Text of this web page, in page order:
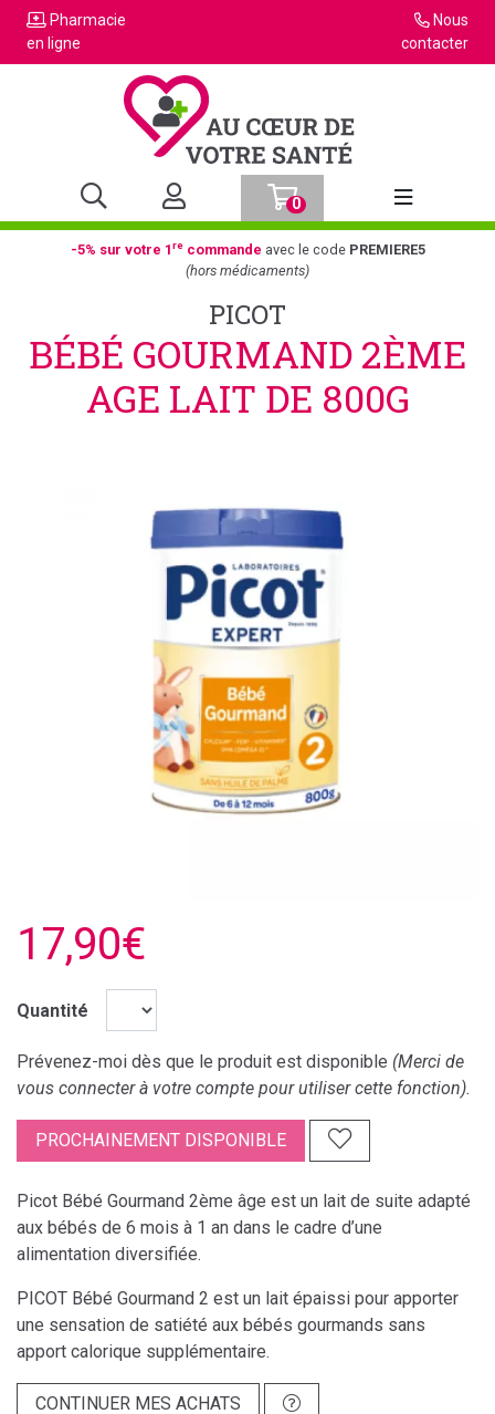
Pharmacie
en ligne
Nous
contacter
0
Afficher la
-5% sur votre 1recommande avec le code PREMIERE5
(hors médicaments)
PICOT
BÉBÉ GOURMAND 2ÈME
AGE LAIT DE 800G
17,90€
Quantité
Prévenez-moi dès que le produit est disponible (Merci de
vous connecter à votre compte pour utiliser cette fonction).
PROCHAINEMENT DISPONIBLE
Picot Bébé Gourmand 2ème âge est un lait de suite adapté
aux bébés de 6 mois à 1 an dans le cadre d’une
alimentation diversifiée.
PICOT Bébé Gourmand 2 est un lait épaissi pour apporter
une sensation de satiété aux bébés gourmands sans
apport calorique supplémentaire.
CONTINUER MES ACHATS